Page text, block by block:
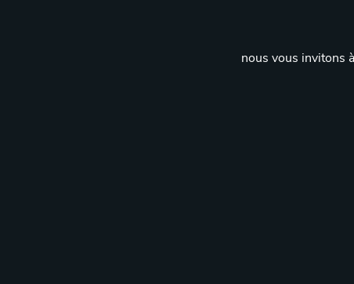
nous vous invitons